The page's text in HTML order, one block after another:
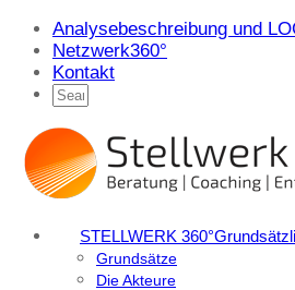
Analysebeschreibung und
Netzwerk360°
Kontakt
STELLWERK 360°
Grundsätze
Die Akteure